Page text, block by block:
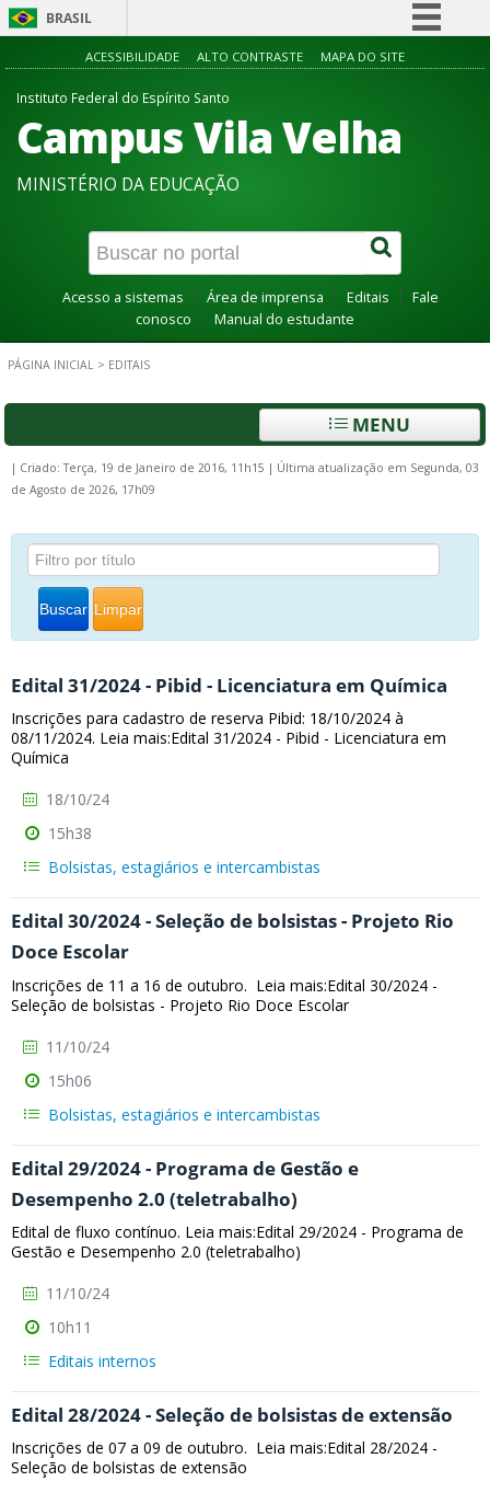
BRASIL
Simplifique!
Participe
Acesso à informação
Canais
ACESSIBILIDADE ALTO CONTRASTE MAPA DO SITE
Instituto Federal do Espírito Santo
Campus Vila Velha
MINISTÉRIO DA EDUCAÇÃO
Acesso a sistemas Área de imprensa Editais
Fale
conosco
Manual do estudante
PÁGINA INICIAL > EDITAIS
MENU
| Criado: Terça, 19 de Janeiro de 2016, 11h15 | Última atualização em Segunda, 03
de Agosto de 2026, 17h09
Buscar Limpar
Edital 31/2024 - Pibid - Licenciatura em Química
Inscrições para cadastro de reserva Pibid: 18/10/2024 à
08/11/2024. Leia mais:Edital 31/2024 - Pibid - Licenciatura em
Química
18/10/24
15h38
Bolsistas, estagiários e intercambistas
Edital 30/2024 - Seleção de bolsistas - Projeto Rio
Doce Escolar
Inscrições de 11 a 16 de outubro. Leia mais:Edital 30/2024 -
Seleção de bolsistas - Projeto Rio Doce Escolar
11/10/24
15h06
Bolsistas, estagiários e intercambistas
Edital 29/2024 - Programa de Gestão e
Desempenho 2.0 (teletrabalho)
Edital de fluxo contínuo. Leia mais:Edital 29/2024 - Programa de
Gestão e Desempenho 2.0 (teletrabalho)
11/10/24
10h11
Editais internos
Edital 28/2024 - Seleção de bolsistas de extensão
Inscrições de 07 a 09 de outubro. Leia mais:Edital 28/2024 -
Seleção de bolsistas de extensão